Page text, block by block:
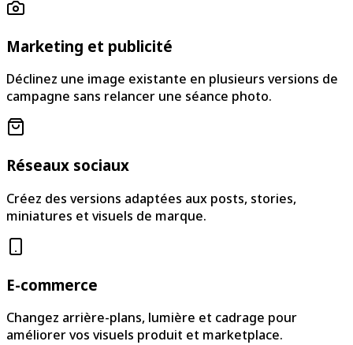
Marketing et publicité
Déclinez une image existante en plusieurs versions de
campagne sans relancer une séance photo.
Réseaux sociaux
Créez des versions adaptées aux posts, stories,
miniatures et visuels de marque.
E-commerce
Changez arrière-plans, lumière et cadrage pour
améliorer vos visuels produit et marketplace.